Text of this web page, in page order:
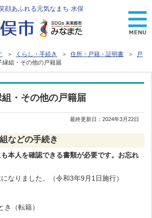
顔あふれる元気なまち 水俣
＞ くらし・手続き ＞住所・戸籍・証明書 ＞
戸
組・その他の戸籍届
・その他の戸籍届
最終更新日：2024年3月22日
などの手続き
本人を確認できる書類が必要です。お忘れ
なりました。（令和3年9月1日施行）
き（転籍）